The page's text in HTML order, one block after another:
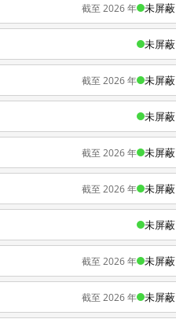
截至 2026 年 未屏蔽
未屏蔽
截至 2026 年 未屏蔽
未屏蔽
截至 2026 年 未屏蔽
截至 2026 年 未屏蔽
未屏蔽
截至 2026 年 未屏蔽
截至 2026 年 未屏蔽